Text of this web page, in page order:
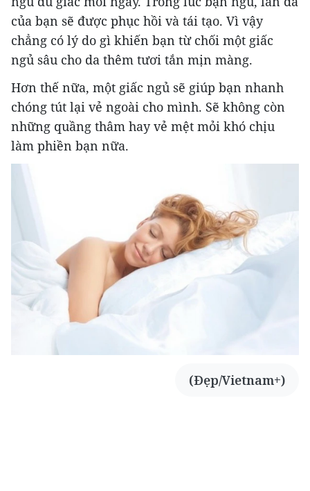
của bạn sẽ được phục hồi và tái tạo. Vì vậy
chẳng có lý do gì khiến bạn từ chối một giấc
ngủ sâu cho da thêm tươi tắn mịn màng.
Hơn thế nữa, một giấc ngủ sẽ giúp bạn nhanh
chóng tút lại vẻ ngoài cho mình. Sẽ không còn
những quầng thâm hay vẻ mệt mỏi khó chịu
làm phiền bạn nữa.
(Đẹp/Vietnam+)